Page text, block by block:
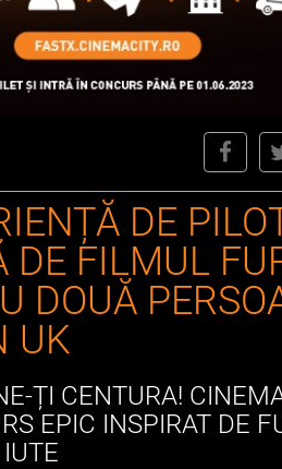
DE
DE FILMUL
DOUĂ
UK
ȚI CENTURA!
EPIC INSPIRAT DE